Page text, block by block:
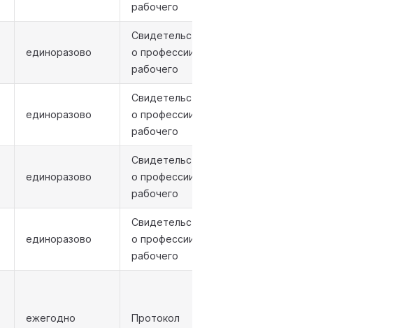
рабочего
единоразово
Свидетельство
о профессии
рабочего
единоразово
Свидетельство
о профессии
рабочего
единоразово
Свидетельство
о профессии
рабочего
единоразово
Свидетельство
о профессии
рабочего
ежегодно Протокол